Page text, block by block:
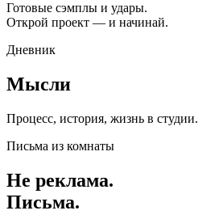
Готовые сэмплы и удары.
Открой проект — и начинай.
Дневник
Мысли
Процесс, история, жизнь в студии.
Письма из комнаты
Не реклама.
Письма.